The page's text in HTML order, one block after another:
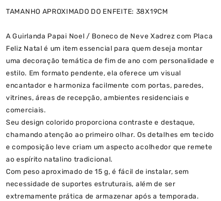
TAMANHO APROXIMADO DO ENFEITE: 38X19CM
A Guirlanda Papai Noel / Boneco de Neve Xadrez com Placa
Feliz Natal é um item essencial para quem deseja montar
uma decoração temática de fim de ano com personalidade e
estilo. Em formato pendente, ela oferece um visual
encantador e harmoniza facilmente com portas, paredes,
vitrines, áreas de recepção, ambientes residenciais e
comerciais.
Seu design colorido proporciona contraste e destaque,
chamando atenção ao primeiro olhar. Os detalhes em tecido
e composição leve criam um aspecto acolhedor que remete
ao espírito natalino tradicional.
Com peso aproximado de 15 g, é fácil de instalar, sem
necessidade de suportes estruturais, além de ser
extremamente prática de armazenar após a temporada.